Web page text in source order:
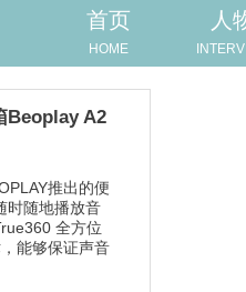
首页
HOME
人
Beoplay A2
推出的便
时随地播放音
全方位
能够保证声音